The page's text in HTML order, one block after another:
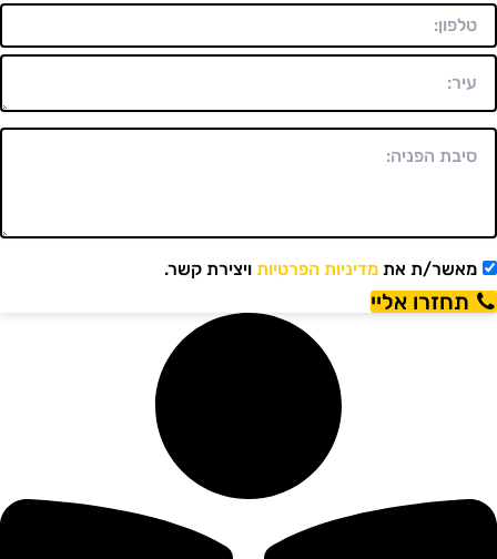
מאשר/ת אתמדיניות הפרטיותויצירת קשר.
תחזרו אליי